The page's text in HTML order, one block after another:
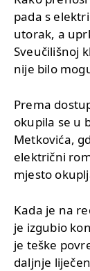
pada s
utorak, a
Sveučilišnoj
nije bilo
Prema
okupila se u
Metkovića,
električni
mjesto
Kada je na
je izgubio
je teške
daljnje